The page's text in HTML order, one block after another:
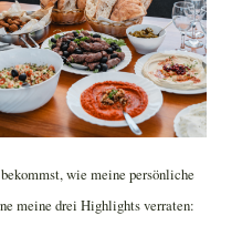
wie meine persönliche
meine drei Highlights verraten: